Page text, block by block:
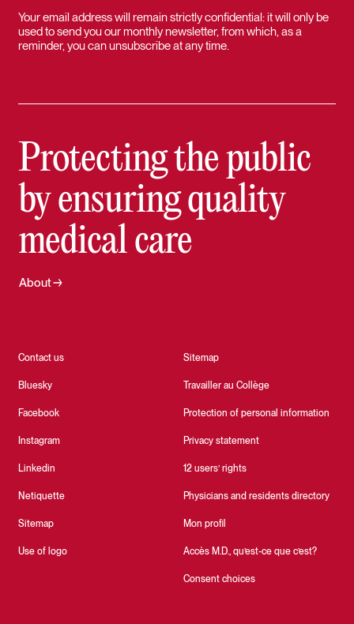
Your email address will remain strictly confidential: it will only be
used to send you our monthly newsletter, from which, as a
reminder, you can unsubscribe at any time.
Protecting the public
by ensuring quality
medical care
Contact us
Bluesky
Facebook
Instagram
Linkedin
Netiquette
Sitemap
Use of logo
Sitemap
Travailler au Collège
Protection of personal information
Privacy statement
12 users’ rights
Physicians and residents directory
Mon profil
Accès M.D., qu’est-ce que c’est?
Consent choices
About